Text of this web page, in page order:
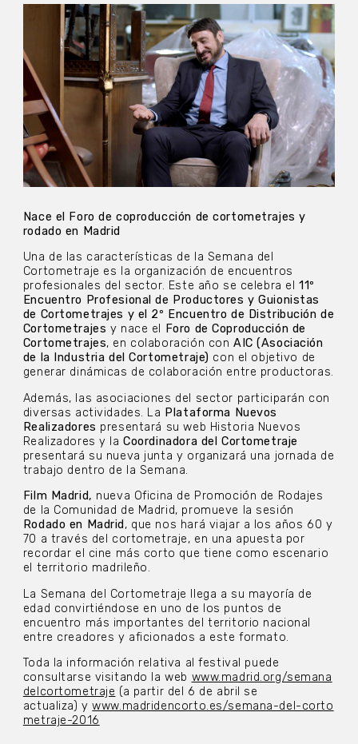
Nace el Foro de coproducción de cortometrajes y
rodado en Madrid
Una de las características de la Semana del
Cortometraje es la organización de encuentros
profesionales del sector. Este año se celebra el11º
Encuentro Profesional de Productores y Guionistas
de Cortometrajes y el 2º Encuentro de Distribución de
Cortometrajes y nace el Foro de Coproducción de
Cortometrajes, en colaboración con AIC (Asociación
de la Industria del Cortometraje) con el objetivo de
generar dinámicas de colaboración entre productoras.
Además, las asociaciones del sector participarán con
diversas actividades. La Plataforma Nuevos
Realizadores presentará su web Historia Nuevos
Realizadores y laCoordinadora del Cortometraje
presentará su nueva junta y organizará una jornada de
trabajo dentro de la Semana.
Film Madrid, nueva Oficina de Promoción de Rodajes
de la Comunidad de Madrid, promueve la sesión
Rodado en Madrid , que nos hará viajar a los años 60 y
70 a través del cortometraje, en una apuesta por
recordar el cine más corto que tiene como escenario
el territorio madrileño.
La Semana del Cortometraje llega a su mayoría de
edad convirtiéndose en uno de los puntos de
encuentro más importantes del territorio nacional
entre creadores y aficionados a este formato.
Toda la información relativa al festival puede
consultarse visitando la web www.madrid.org/semana
delcortometraje (a partir del 6 de abril se
actualiza) ywww.madridencorto.es/semana-del-corto
metraje-2016